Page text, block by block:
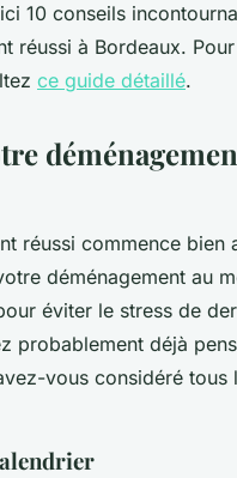
10 conseils
réussi à Bordeaux.
ce guide détaillé.
réussi commence bien
déménagement au
éviter le stress de
probablement déjà
vous considéré tous